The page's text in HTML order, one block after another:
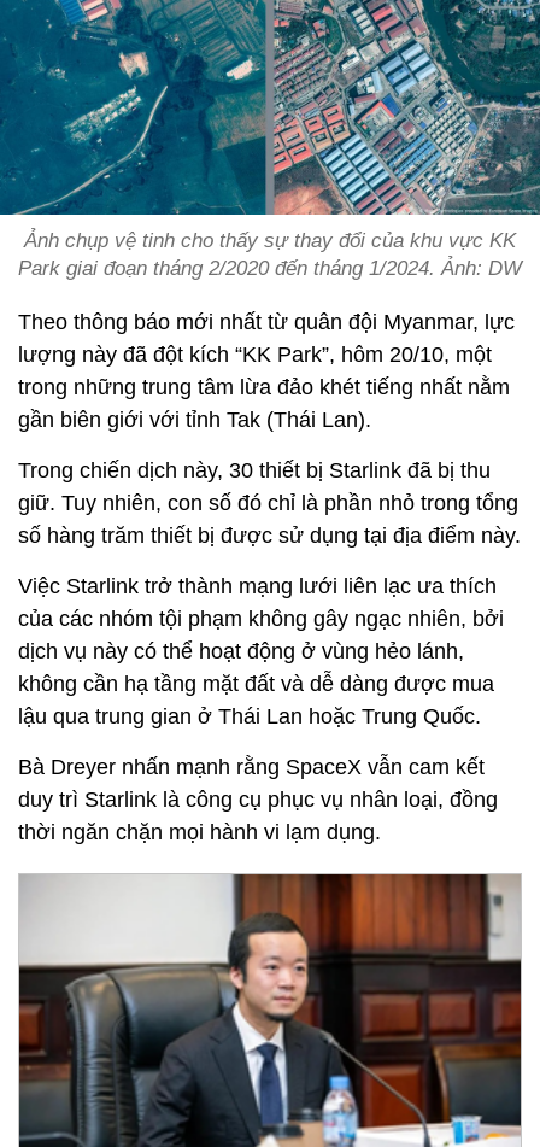
Ảnh chụp vệ tinh cho thấy sự thay đổi của khu vực KK
Park giai đoạn tháng 2/2020 đến tháng 1/2024. Ảnh: DW
Theo thông báo mới nhất từ quân đội Myanmar, lực
lượng này đã đột kích “KK Park”, hôm 20/10, một
trong những trung tâm lừa đảo khét tiếng nhất nằm
gần biên giới với tỉnh Tak (Thái Lan).
Trong chiến dịch này, 30 thiết bị Starlink đã bị thu
giữ. Tuy nhiên, con số đó chỉ là phần nhỏ trong tổng
số hàng trăm thiết bị được sử dụng tại địa điểm này.
Việc Starlink trở thành mạng lưới liên lạc ưa thích
của các nhóm tội phạm không gây ngạc nhiên, bởi
dịch vụ này có thể hoạt động ở vùng hẻo lánh,
không cần hạ tầng mặt đất và dễ dàng được mua
lậu qua trung gian ở Thái Lan hoặc Trung Quốc.
Bà Dreyer nhấn mạnh rằng SpaceX vẫn cam kết
duy trì Starlink là công cụ phục vụ nhân loại, đồng
thời ngăn chặn mọi hành vi lạm dụng.